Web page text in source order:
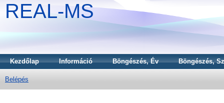
REAL-MS
Kezdőlap Információ Böngészés, Év Böngészés,
Belépés